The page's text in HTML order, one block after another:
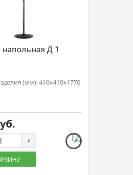
Д 1
(мм): 410х410х1770